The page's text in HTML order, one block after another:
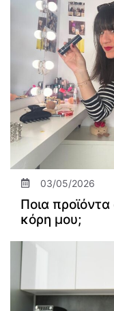
03/05/2026
Ποια
κόρη μου;